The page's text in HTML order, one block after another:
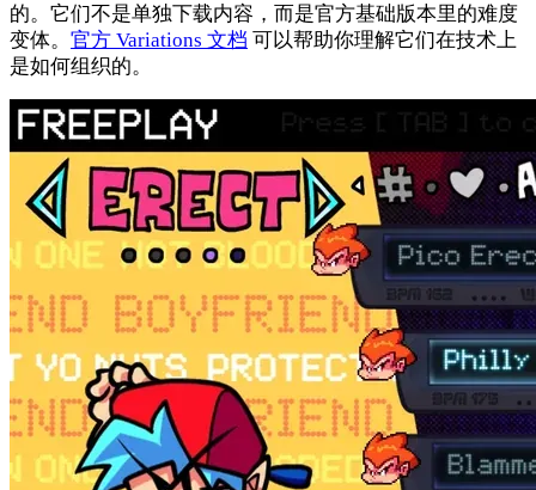
的。它们不是单独下载内容，而是官方基础版本里的难度
变体。 官方 Variations 文档 可以帮助你理解它们在技术上
是如何组织的。